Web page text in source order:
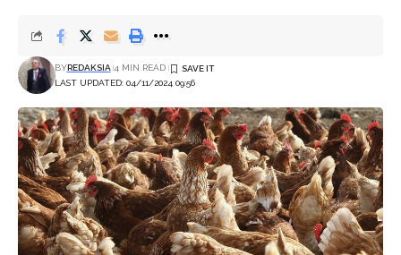
LAST UPDATED: 04/11/2024 09:56
BYREDAKSIA 4 MIN READ